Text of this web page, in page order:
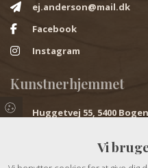
ej.anderson@mail.dk
Facebook
Instagram
Kunstnerhjemmet
Huggetvej 55, 5400
Juni – sep.:
Vi